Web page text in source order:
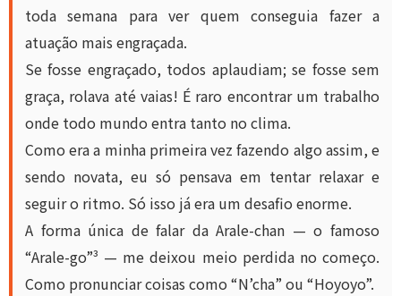
toda semana para ver quem conseguia fazer a
atuação mais engraçada.
Se fosse engraçado, todos aplaudiam; se fosse sem
graça, rolava até vaias! É raro encontrar um trabalho
onde todo mundo entra tanto no clima.
Como era a minha primeira vez fazendo algo assim, e
sendo novata, eu só pensava em tentar relaxar e
seguir o ritmo. Só isso já era um desafio enorme.
A forma única de falar da Arale-chan — o famoso
“Arale-go”³ — me deixou meio perdida no começo.
Como pronunciar coisas como “N’cha” ou “Hoyoyo”.